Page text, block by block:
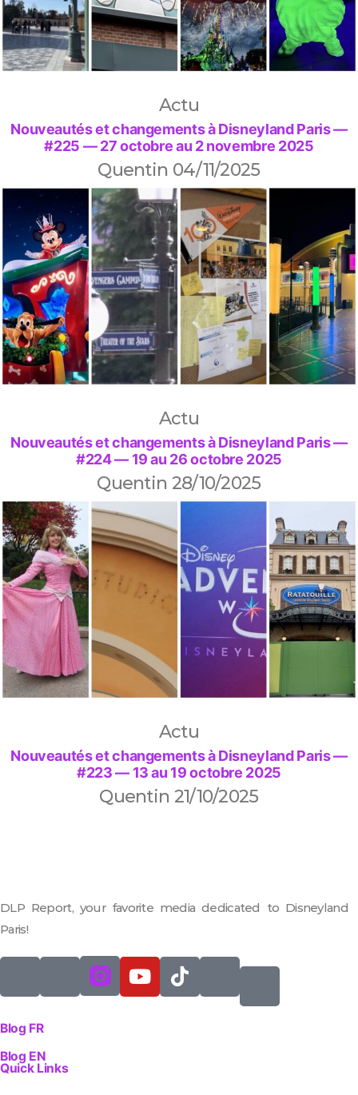
Actu
Nouveautés et changements à Disneyland Paris —
#225 — 27 octobre au 2 novembre 2025
Quentin 04/11/2025
Actu
Nouveautés et changements à Disneyland Paris —
#224 — 19 au 26 octobre 2025
Quentin 28/10/2025
Actu
Nouveautés et changements à Disneyland Paris —
#223 — 13 au 19 octobre 2025
Quentin 21/10/2025
DLP Report, your favorite media dedicated to Disneyland
Paris!
Blog FR
Blog EN
Quick Links